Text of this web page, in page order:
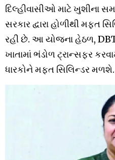
દિલ્હીવાસીઓ માટે ખુશીના
સરકાર દ્વારા હોળીથી મફત
રહી છે. આ યોજના હેઠળ, DBT
ખાતામાં ભંડોળ ટ્રાન્સફર
ધારકોને મફત સિલિન્ડર મળશે.